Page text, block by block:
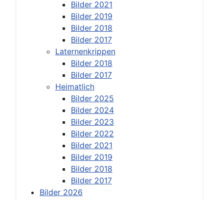
Bilder 2021
Bilder 2019
Bilder 2018
Bilder 2017
Laternenkrippen
Bilder 2018
Bilder 2017
Heimatlich
Bilder 2025
Bilder 2024
Bilder 2023
Bilder 2022
Bilder 2021
Bilder 2019
Bilder 2018
Bilder 2017
Bilder 2026